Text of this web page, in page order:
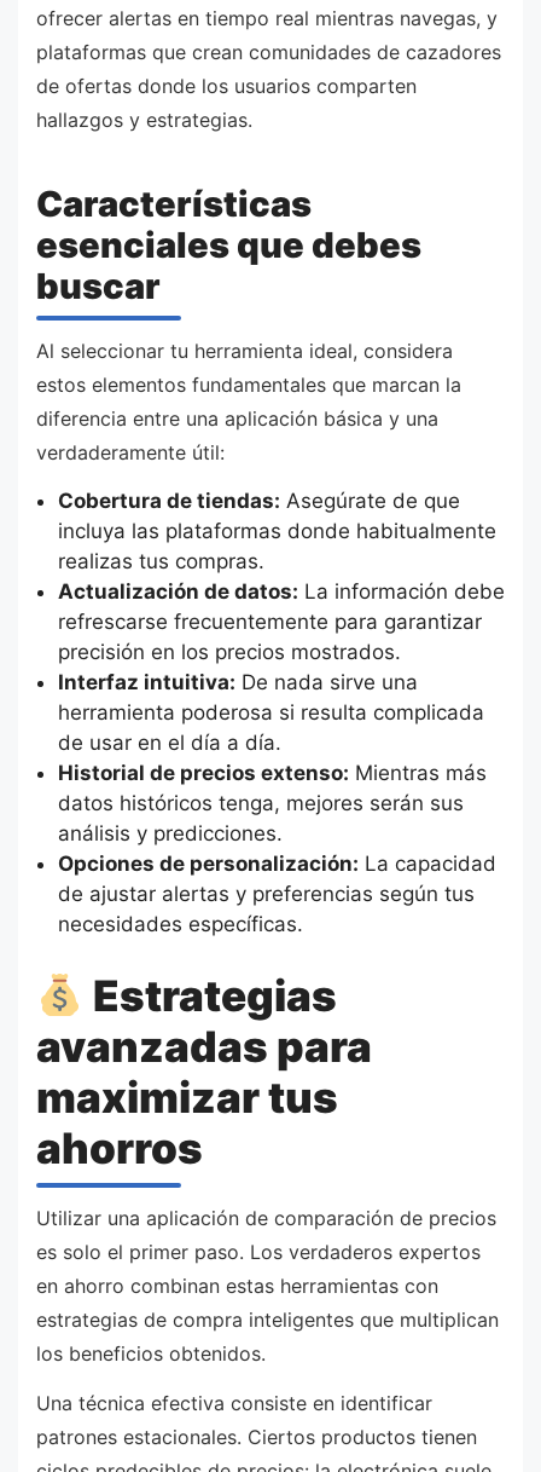
ofrecer alertas en tiempo real mientras navegas, y
plataformas que crean comunidades de cazadores
de ofertas donde los usuarios comparten
hallazgos y estrategias.
Características
esenciales que debes
buscar
Al seleccionar tu herramienta ideal, considera
estos elementos fundamentales que marcan la
diferencia entre una aplicación básica y una
verdaderamente útil:
Cobertura de tiendas: Asegúrate de que
incluya las plataformas donde habitualmente
realizas tus compras.
Actualización de datos: La información debe
refrescarse frecuentemente para garantizar
precisión en los precios mostrados.
Interfaz intuitiva: De nada sirve una
herramienta poderosa si resulta complicada
de usar en el día a día.
Historial de precios extenso: Mientras más
datos históricos tenga, mejores serán sus
análisis y predicciones.
Opciones de personalización: La capacidad
de ajustar alertas y preferencias según tus
necesidades específicas.
Estrategias
avanzadas para
maximizar tus
ahorros
Utilizar una aplicación de comparación de precios
es solo el primer paso. Los verdaderos expertos
en ahorro combinan estas herramientas con
estrategias de compra inteligentes que multiplican
los beneficios obtenidos.
Una técnica efectiva consiste en identificar
patrones estacionales. Ciertos productos tienen